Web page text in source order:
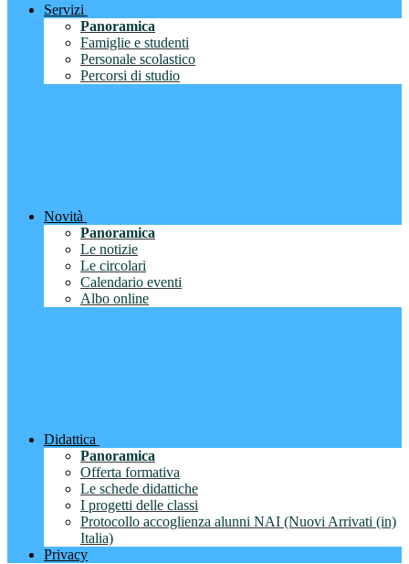
Servizi
Panoramica
Famiglie e studenti
Personale scolastico
Percorsi di studio
Novità
Panoramica
Le notizie
Le circolari
Calendario eventi
Albo online
Didattica
Panoramica
Offerta formativa
Le schede didattiche
I progetti delle classi
Protocollo accoglienza alunni NAI (Nuovi Arrivati (in)
Italia)
Privacy